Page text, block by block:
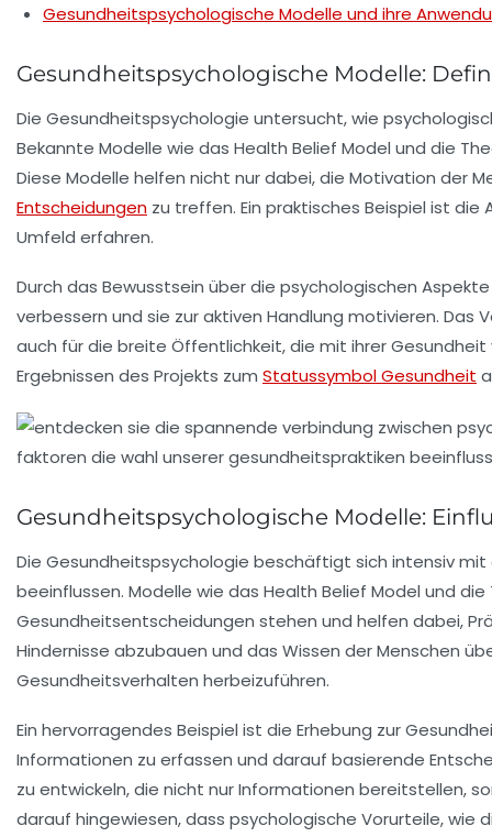
Gesundheitspsychologische Modelle und ihre
Gesundheitspsychologische Modelle:
Die Gesundheitspsychologie untersucht, wie
Bekannte Modelle wie das Health Belief Model und die
Diese Modelle helfen nicht nur dabei, die Motivation der
Entscheidungen zu treffen. Ein praktisches Beispiel ist
Umfeld erfahren.
Durch das Bewusstsein über die psychologischen
verbessern und sie zur aktiven Handlung motivieren. Das
auch für die breite Öffentlichkeit, die mit ihrer
Ergebnissen des Projekts zum Statussymbol Gesundheit
Gesundheitspsychologische Modelle:
Die Gesundheitspsychologie beschäftigt sich intensiv mit
beeinflussen. Modelle wie das Health Belief Model und die
Gesundheitsentscheidungen stehen und helfen dabei,
Hindernisse abzubauen und das Wissen der Menschen
Gesundheitsverhalten herbeizuführen.
Ein hervorragendes Beispiel ist die Erhebung zur
Informationen zu erfassen und darauf basierende
zu entwickeln, die nicht nur Informationen bereitstellen,
darauf hingewiesen, dass psychologische Vorurteile, wie